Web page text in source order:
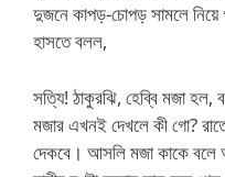
দুজনে কাপড়-চোপড় সামলে নিয়ে
হাসতে বলল,
সত্যি! ঠাকুরঝি, হেব্বি মজা হল,
মজার এখনই দেখলে কী গো?
দেকবে। আসলি মজা কাকে বলে